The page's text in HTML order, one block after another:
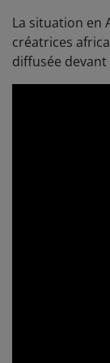
La situation en
créatrices
diffusée devant